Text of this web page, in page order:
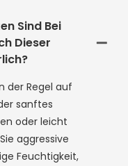
Sind Bei
Dieser
der Regel auf
sanftes
oder leicht
aggressive
Feuchtigkeit,